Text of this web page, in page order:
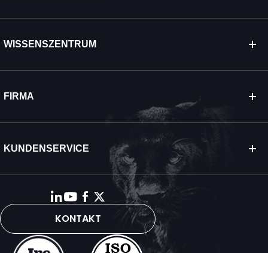
WISSENSZENTRUM
FIRMA
KUNDENSERVICE
KONTAKT